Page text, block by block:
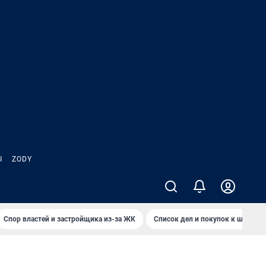
ZODY
Спор властей и застройщика из-за ЖК Список дел и покупок к школе